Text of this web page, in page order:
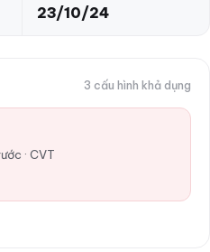
23/10/24
3 cấu hình khả dụng
· CVT